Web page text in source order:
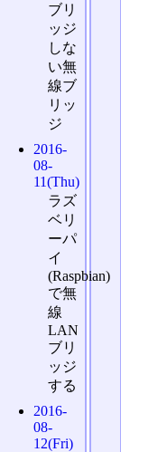
ブリ
ッジ
しな
い無
線ブ
リッ
ジ
2016-
08-
11(Thu)
ラズ
ベリ
ーパ
イ
(Raspbian)
で無
線
LAN
ブリ
ッジ
する
2016-
08-
12(Fri)